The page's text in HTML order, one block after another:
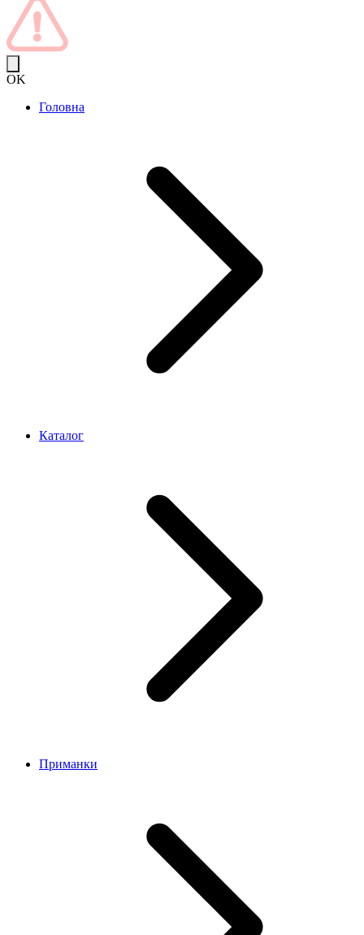
OK
Головна
Каталог
Приманки